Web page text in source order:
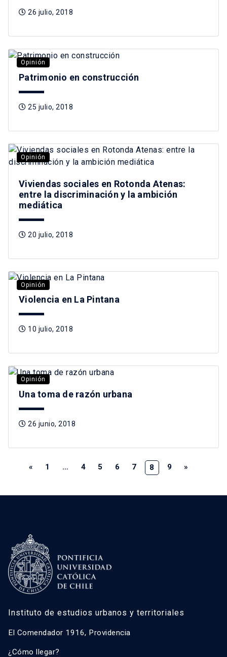
26 julio, 2018
Opinión
Patrimonio en construcción
25 julio, 2018
Opinión
Viviendas sociales en Rotonda Atenas:
entre la discriminación y la ambición
mediática
20 julio, 2018
Opinión
Violencia en La Pintana
10 julio, 2018
Opinión
Una toma de razón urbana
26 junio, 2018
« 1 … 4 5 6 7 8 9 »
Instituto de estudios urbanos y territoriales
El Comendador 1916, Providencia
¿Cómo llegar?